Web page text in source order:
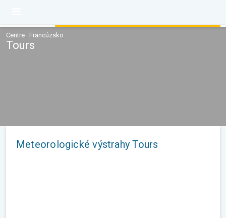
Centre · Francúzsko
Tours
Meteorologické výstrahy Tours